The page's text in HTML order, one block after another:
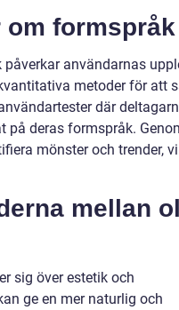
formspråk
användarnas
metoder för att
där
på deras formspråk.
mönster och trender,
mellan
sig över estetik och
ge en mer naturlig och